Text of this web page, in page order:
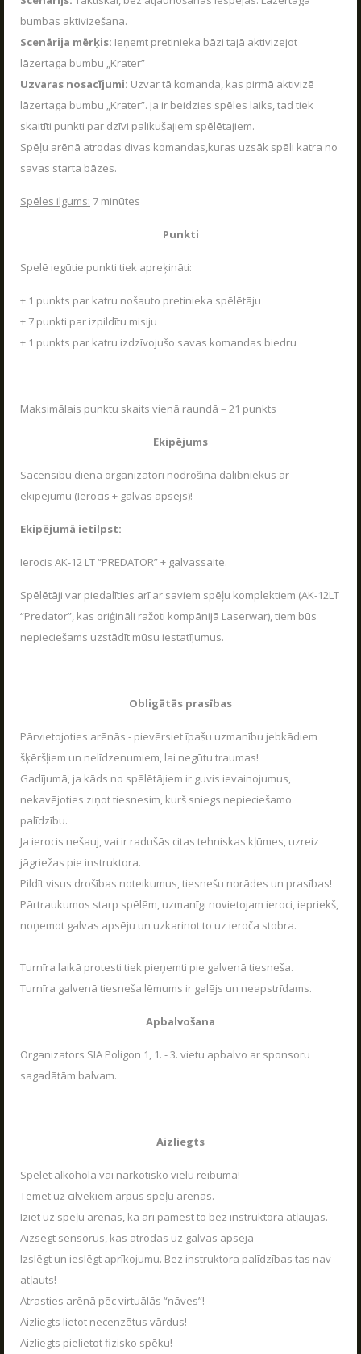
bumbas aktivizešana.
Scenārija mērķis: Ieņemt pretinieka bāzi tajā aktivizejot
lāzertaga bumbu „Krater”
Uzvaras nosacījumi: Uzvar tā komanda, kas pirmā aktivizē
lāzertaga bumbu „Krater”. Ja ir beidzies spēles laiks, tad tiek
skaitīti punkti par dzīvi palikušajiem spēlētajiem.
Spēļu arēnā atrodas divas komandas,kuras uzsāk spēli katra no
savas starta bāzes.
Spēles ilgums: 7 minūtes
Punkti
Spelē iegūtie punkti tiek apreķināti:
+ 1 punkts par katru nošauto pretinieka spēlētāju
+ 7 punkti par izpildītu misiju
+ 1 punkts par katru izdzīvojušo savas komandas biedru
Maksimālais punktu skaits vienā raundā – 21 punkts
Ekipējums
Sacensību dienā organizatori nodrošina dalībniekus ar
ekipējumu (Ierocis + galvas apsējs)!
Ekipējumā ietilpst:
Ierocis AK-12 LT “PREDATOR” + galvassaite.
Spēlētāji var piedalīties arī ar saviem spēļu komplektiem (AK-12LT
“Predator”, kas oriģināli ražoti kompānijā Laserwar), tiem būs
nepieciešams uzstādīt mūsu iestatījumus.
Obligātās prasības
Pārvietojoties arēnās - pievērsiet īpašu uzmanību jebkādiem
šķēršļiem un nelīdzenumiem, lai negūtu traumas!
Gadījumā, ja kāds no spēlētājiem ir guvis ievainojumus,
nekavējoties ziņot tiesnesim, kurš sniegs nepieciešamo
palīdzību.
Ja ierocis nešauj, vai ir radušās citas tehniskas kļūmes, uzreiz
jāgriežas pie instruktora.
Pildīt visus drošības noteikumus, tiesnešu norādes un prasības!
Pārtraukumos starp spēlēm, uzmanīgi novietojam ieroci, iepriekš,
noņemot galvas apsēju un uzkarinot to uz ieroča stobra.
Turnīra laikā protesti tiek pieņemti pie galvenā tiesneša.
Turnīra galvenā tiesneša lēmums ir galējs un neapstrīdams.
Apbalvošana
Organizators SIA Poligon 1, 1. - 3. vietu apbalvo ar sponsoru
sagadātām balvam.
Aizliegts
Spēlēt alkohola vai narkotisko vielu reibumā!
Tēmēt uz cilvēkiem ārpus spēļu arēnas.
Iziet uz spēļu arēnas, kā arī pamest to bez instruktora atļaujas.
Aizsegt sensorus, kas atrodas uz galvas apsēja
Izslēgt un ieslēgt aprīkojumu. Bez instruktora palīdzības tas nav
atļauts!
Atrasties arēnā pēc virtuālās “nāves”!
Aizliegts lietot necenzētus vārdus!
Aizliegts pielietot fizisko spēku!